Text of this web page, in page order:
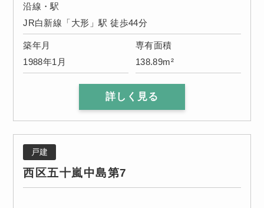
沿線・駅
JR白新線「大形」駅 徒歩44分
築年月
1988年1月
専有面積
138.89m²
詳しく見る
戸建
西区五十嵐中島第7